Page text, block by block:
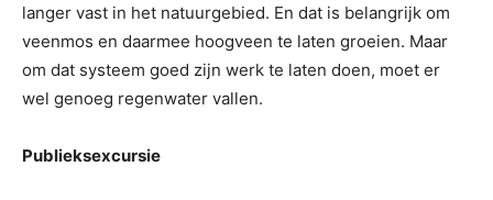
langer vast in het natuurgebied. En dat is belangrijk om
veenmos en daarmee hoogveen te laten groeien. Maar
om dat systeem goed zijn werk te laten doen, moet er
wel genoeg regenwater vallen.
Publieksexcursie